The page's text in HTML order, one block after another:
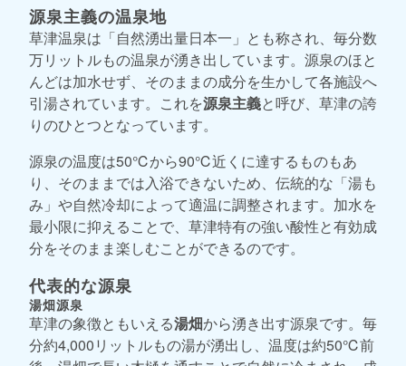
源泉主義の温泉地
草津温泉は「自然湧出量日本一」とも称され、毎分数
万リットルもの温泉が湧き出しています。源泉のほと
んどは加水せず、そのままの成分を生かして各施設へ
引湯されています。これを源泉主義と呼び、草津の誇
りのひとつとなっています。
源泉の温度は50℃から90℃近くに達するものもあ
り、そのままでは入浴できないため、伝統的な「湯も
み」や自然冷却によって適温に調整されます。加水を
最小限に抑えることで、草津特有の強い酸性と有効成
分をそのまま楽しむことができるのです。
代表的な源泉
湯畑源泉
草津の象徴ともいえる湯畑から湧き出す源泉です。毎
分約4,000リットルもの湯が湧出し、温度は約50℃前